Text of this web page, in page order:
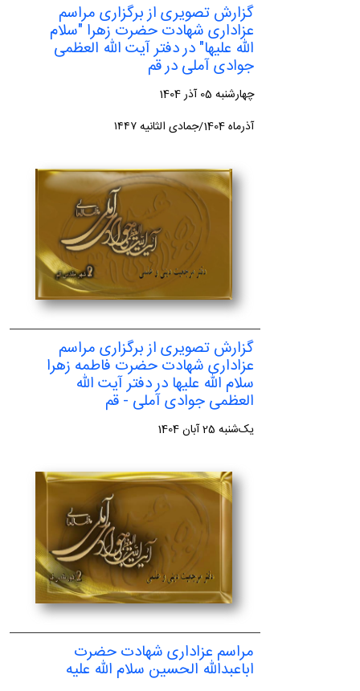
گزارش تصویری از برگزاری مراسم
عزاداری شهادت حضرت زهرا "سلام
الله علیها" در دفتر آیت الله العظمی
جوادی آملی در قم
چهارشنبه 05 آذر 1404
آذرماه 1404/جمادی الثانیه ١٤٤٧
گزارش تصویری از برگزاری مراسم
عزاداری شهادت حضرت فاطمه زهرا
سلام الله علیها در دفتر آیت الله
العظمی جوادی آملی - قم
یک‌شنبه 25 آبان 1404
مراسم عزاداری شهادت حضرت
اباعبدالله الحسین سلام الله علیه